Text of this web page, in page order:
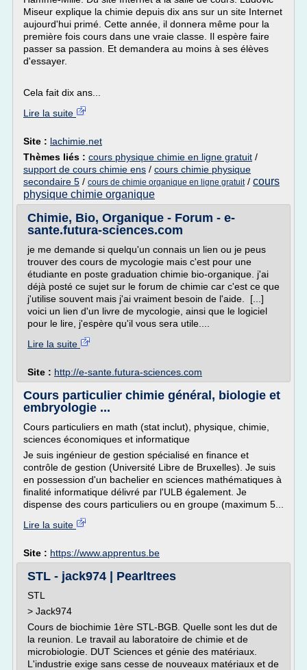
Miseur explique la chimie depuis dix ans sur un site Internet
aujourd'hui primé. Cette année, il donnera même pour la
première fois cours dans une vraie classe. Il espère faire
passer sa passion. Et demandera au moins à ses élèves
d'essayer.
Cela fait dix ans...
Lire la suite
Site : lachimie.net
Thèmes liés : cours physique chimie en ligne gratuit /
support de cours chimie ens / cours chimie physique
secondaire 5 / cours de chimie organique en ligne gratuit/ cours
physique chimie organique
Chimie, Bio, Organique - Forum - e-
sante.futura-sciences.com
je me demande si quelqu'un connais un lien ou je peus
trouver des cours de mycologie mais c'est pour une
étudiante en poste graduation chimie bio-organique. j'ai
déjà posté ce sujet sur le forum de chimie car c'est ce que
j'utilise souvent mais j'ai vraiment besoin de l'aide. [...]
voici un lien d'un livre de mycologie, ainsi que le logiciel
pour le lire, j'espère qu'il vous sera utile....
Lire la suite
Site : http://e-sante.futura-sciences.com
Cours particulier chimie général, biologie et
embryologie ...
Cours particuliers en math (stat inclut), physique, chimie,
sciences économiques et informatique
Je suis ingénieur de gestion spécialisé en finance et
contrôle de gestion (Université Libre de Bruxelles). Je suis
en possession d'un bachelier en sciences mathématiques à
finalité informatique délivré par l'ULB également. Je
dispense des cours particuliers ou en groupe (maximum 5...
Lire la suite
Site : https://www.apprentus.be
STL - jack974 | Pearltrees
STL
> Jack974
Cours de biochimie 1ère STL-BGB. Quelle sont les dut de
la reunion. Le travail au laboratoire de chimie et de
microbiologie. DUT Sciences et génie des matériaux.
L'industrie exige sans cesse de nouveaux matériaux et de